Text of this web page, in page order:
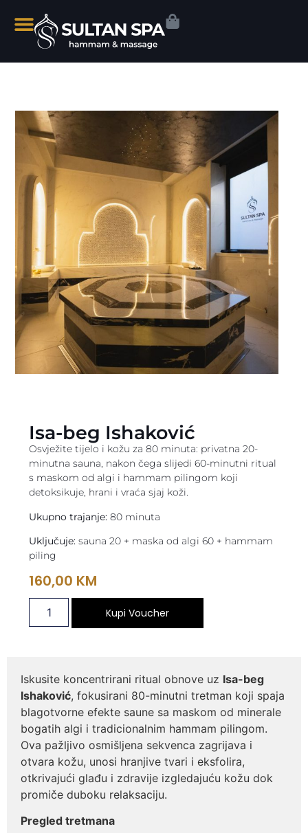
Isa-beg Ishaković
Osvježite tijelo i kožu za 80 minuta: privatna 20-
minutna sauna, nakon čega slijedi 60-minutni ritual
s maskom od algi i hammam pilingom koji
detoksikuje, hrani i vraća sjaj koži.
Ukupno trajanje: 80 minuta
Uključuje: sauna 20 + maska od algi 60 + hammam
piling
160,00 KM
Kupi Voucher
Iskusite koncentrirani ritual obnove uz Isa-beg
Ishaković, fokusirani 80-minutni tretman koji spaja
blagotvorne efekte saune sa maskom od minerale
bogatih algi i tradicionalnim hammam pilingom.
Ova pažljivo osmišljena sekvenca zagrijava i
otvara kožu, unosi hranjive tvari i eksfolira,
otkrivajući glađu i zdravije izgledajuću kožu dok
promiče duboku relaksaciju.
Pregled tretmana